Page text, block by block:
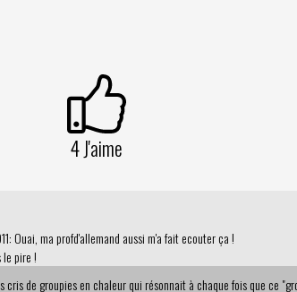
4J'aime
Ouai, ma profd'allemand aussi m'a fait ecouter ça !
pire !
cris de groupies en chaleur qui résonnait à chaque fois que ce